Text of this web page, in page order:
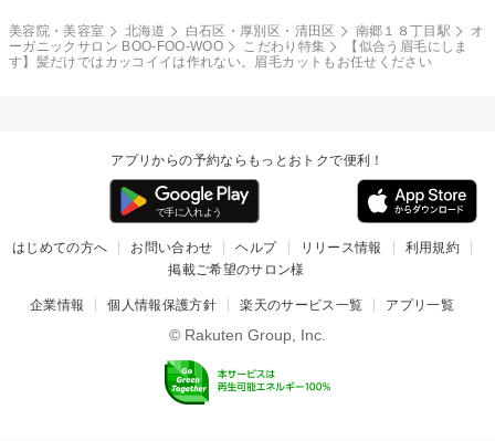
美容院・美容室 北海道 白石区・厚別区・清田区 南郷１８丁目駅
オ
ーガニックサロン BOO-FOO-WOO
こだわり特集
【似合う眉毛にしま
す】髪だけではカッコイイは作れない。眉毛カットもお任せください
アプリからの予約ならもっとおトクで便利！
はじめての方へ お問い合わせ ヘルプ リリース情報
利用規約
掲載ご希望のサロン様
企業情報 個人情報保護方針 楽天のサービス一覧 アプリ一覧
© Rakuten Group, Inc.